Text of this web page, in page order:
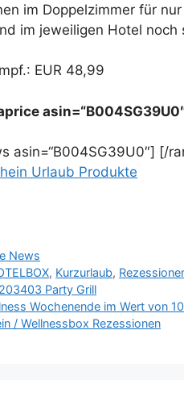
im Doppelzimmer für
im jeweiligen Hotel
EUR 48,99
asin=“B004SG39U0″] [/
Urlaub Produkte
News
, Kurzurlaub,
Party Grill
Wochenende im Wert von
/ Wellnessbox Rezessionen